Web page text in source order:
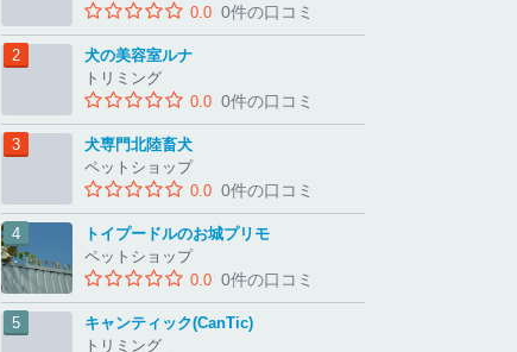
0.0 0件の口コミ
犬の美容室ルナ
トリミング
0.0 0件の口コミ
犬専門北陸畜犬
ペットショップ
0.0 0件の口コミ
トイプードルのお城プリモ
ペットショップ
0.0 0件の口コミ
キャンティック(CanTic)
トリミング